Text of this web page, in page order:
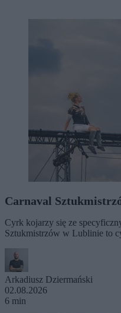
Carnaval
Cyrk kojarzy się ze
Sztukmistrzów w Lublinie to
Arkadiusz Dziermański
02.08.2026
6 min